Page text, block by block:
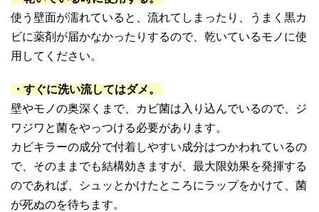
使う壁面が濡れていると、流れてしまったり、うまく黒カ
ビに薬剤が届かなかったりするので、乾いているモノに使
用してください。
・すぐに洗い流してはダメ。
壁やモノの奥深くまで、カビ菌は入り込んでいるので、ジ
ワジワと菌をやっつける必要があります。
カビキラーの成分で付着しやすい成分はつかわれているの
で、そのままでも結構効きますが、最大限効果を発揮する
のであれば、シュッとかけたところにラップをかけて、菌
が死ぬのを待ちます。